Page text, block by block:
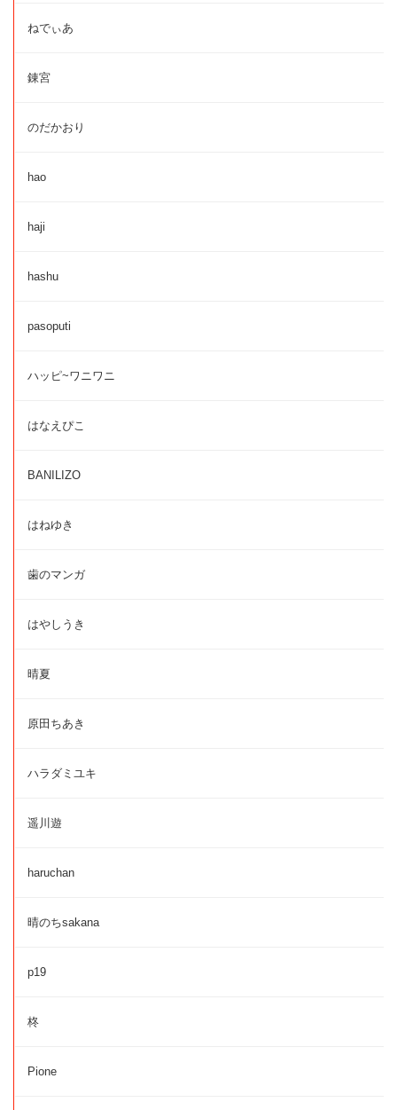
ねでぃあ
錬宮
のだかおり
hao
haji
hashu
pasoputi
ハッピ~ワニワニ
はなえぴこ
BANILIZO
はねゆき
歯のマンガ
はやしうき
晴夏
原田ちあき
ハラダミユキ
遥川遊
haruchan
晴のちsakana
p19
柊
Pione